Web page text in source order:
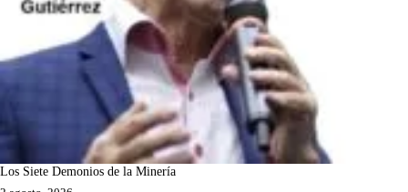
Los Siete Demonios de la Minería